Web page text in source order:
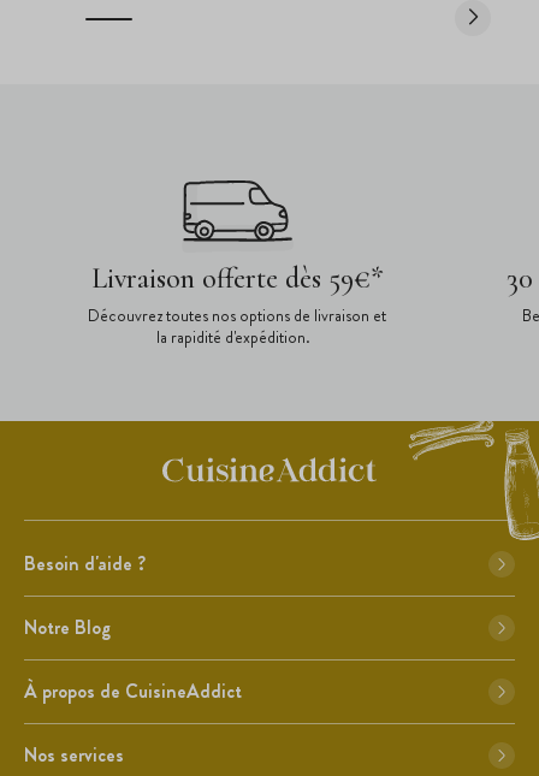
Livraison offerte dès 59€*
Découvrez toutes nos options de livraison et
la rapidité d'expédition.
Besoin d'aide ?
Notre Blog
À propos de CuisineAddict
Nos services